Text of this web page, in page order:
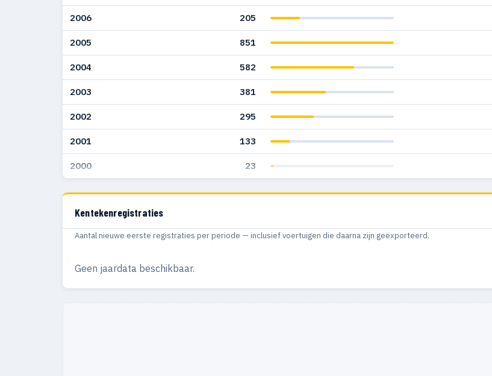
2006 205
2005 851
2004 582
2003 381
2002 295
2001 133
2000 23
Kentekenregistraties
Aantal nieuwe eerste registraties per periode — inclusief voertuigen die daarna zijn geëxporteerd.
Geen jaardata beschikbaar.